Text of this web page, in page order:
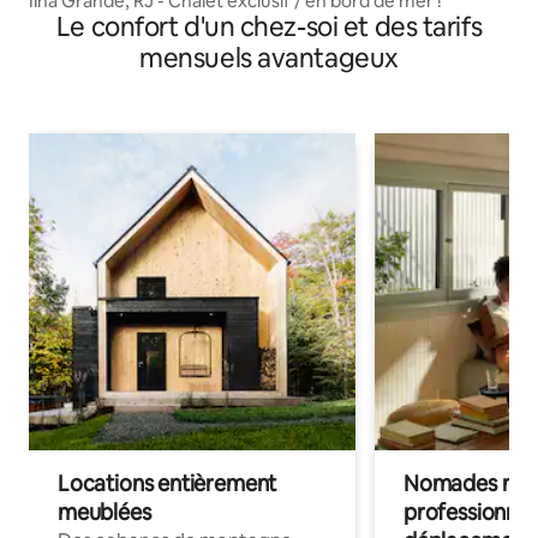
Le confort d'un chez-soi et des tarifs
mensuels avantageux
Locations entièrement
meublées
Nomades